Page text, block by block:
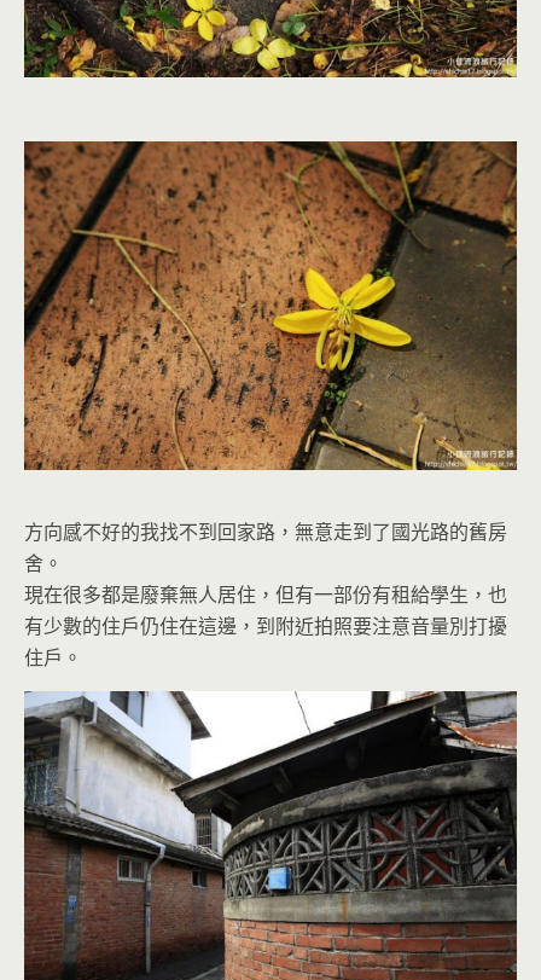
方向感不好的我找不到回家路，無意走到了國光路的舊房
舍。
現在很多都是廢棄無人居住，但有一部份有租給學生，也
有少數的住戶仍住在這邊，到附近拍照要注意音量別打擾
住戶。